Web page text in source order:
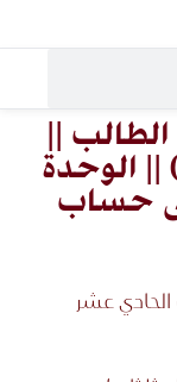
||
الوحدة
حساب
عشر